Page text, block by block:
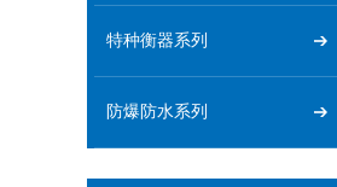
特种衡器系列
防爆防水系列